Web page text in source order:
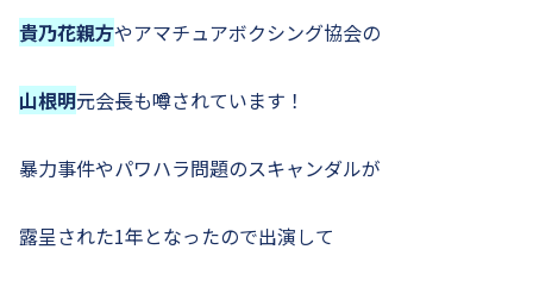
貴乃花親方やアマチュアボクシング協会の
山根明元会長も噂されています！
暴力事件やパワハラ問題のスキャンダルが
露呈された1年となったので出演して